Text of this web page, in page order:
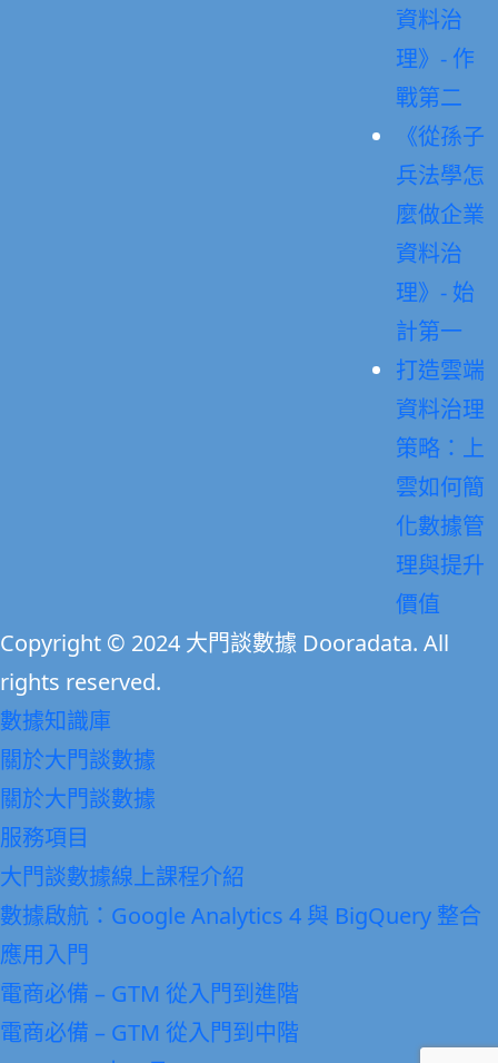
資料治
理》- 作
戰第二
《從孫子
兵法學怎
麼做企業
資料治
理》- 始
計第一
打造雲端
資料治理
策略：上
雲如何簡
化數據管
理與提升
價值
Copyright © 2024 大門談數據 Dooradata. All
rights reserved.
Close
數據知識庫
關於大門談數據
關於大門談數據
服務項目
大門談數據線上課程介紹
數據啟航：Google Analytics 4 與 BigQuery 整合
應用入門
電商必備 – GTM 從入門到進階
電商必備 – GTM 從入門到中階